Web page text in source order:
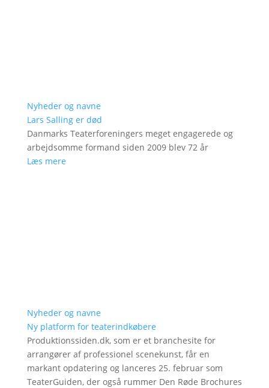
Nyheder og navne
Lars Salling er død
Danmarks Teaterforeningers meget engagerede og
arbejdsomme formand siden 2009 blev 72 år
Læs mere
Nyheder og navne
Ny platform for teaterindkøbere
Produktionssiden.dk, som er et branchesite for
arrangører af professionel scenekunst, får en
markant opdatering og lanceres 25. februar som
TeaterGuiden, der også rummer Den Røde Brochures